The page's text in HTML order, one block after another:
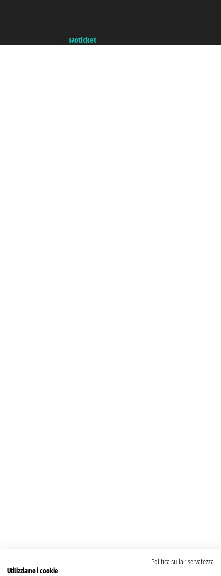
Taoticket
Politica sulla riservatezza
Utilizziamo i cookie